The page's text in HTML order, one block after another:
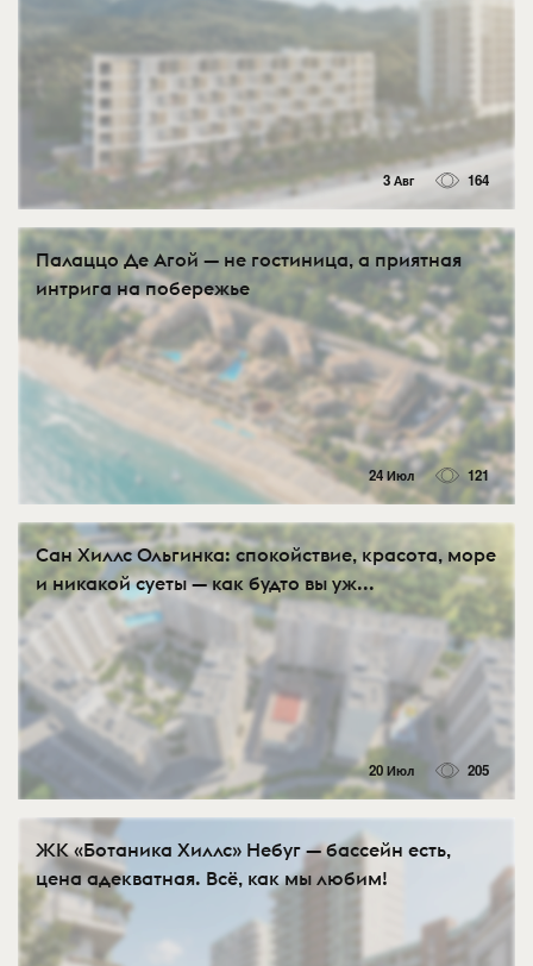
3 Авг 164
Палаццо Де Агой — не гостиница, а приятная
интрига на побережье
24 Июл 121
Сан Хиллс Ольгинка: спокойствие, красота, море
и никакой суеты — как будто вы уж...
20 Июл 205
ЖК «Ботаника Хиллс» Небуг — бассейн есть,
цена адекватная. Всё, как мы любим!